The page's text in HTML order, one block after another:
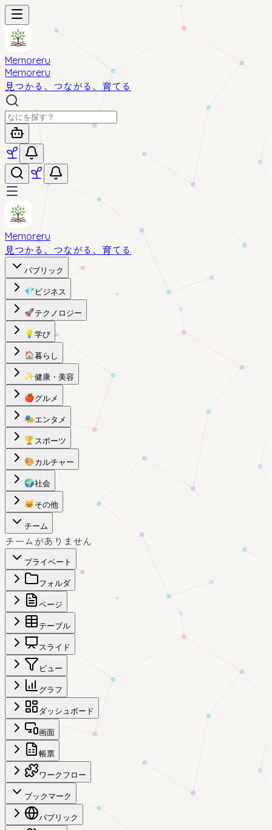
Memoreru
Memoreru
見つかる、つながる、育てる
Memoreru
見つかる、つながる、育てる
パブリック
💎 ビジネス
🚀テクノロジー
💡 学び
🏠暮らし
✨健康・美容
🍎グルメ
🎭エンタメ
🏆スポーツ
🎨カルチャー
🌍社会
🐱 その他
チーム
チームがありません
プライベート
フォルダ
ページ
テーブル
スライド
ビュー
グラフ
ダッシュボード
画面
帳票
ワークフロー
ブックマーク
パブリック